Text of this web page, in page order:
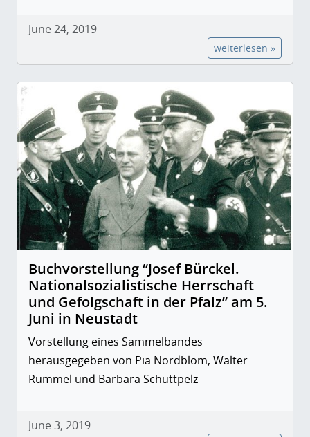
June 24, 2019
weiterlesen »
Buchvorstellung “Josef Bürckel.
Nationalsozialistische Herrschaft
und Gefolgschaft in der Pfalz” am 5.
Juni in Neustadt
Vorstellung eines Sammelbandes
herausgegeben von Pia Nordblom, Walter
Rummel und Barbara Schuttpelz
June 3, 2019